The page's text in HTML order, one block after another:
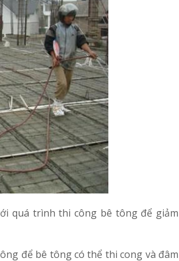
quá trình thi công bê tông để giảm
để bê tông có thể thi cong và đâm